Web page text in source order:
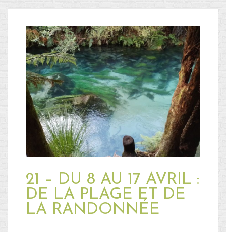
21 – DU 8 AU 17 AVRIL :
DE LA PLAGE ET DE
LA RANDONNÉE